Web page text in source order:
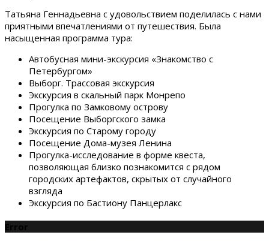
Татьяна Геннадьевна с удовольствием поделилась с нами
приятными впечатлениями от путешествия. Была
насыщенная программа тура:
Автобусная мини-экскурсия «Знакомство с
Петербургом»
Выборг. Трассовая экскурсия
Экскурсия в скальный парк Монрепо
Прогулка по Замковому острову
Посещение Выборгского замка
Экскурсия по Старому городу
Посещение Дома-музея Ленина
Прогулка-исследование в форме квеста,
позволяющая близко познакомится с рядом
городских артефактов, скрытых от случайного
взгляда
Экскурсия по Бастиону Панцерлакс
Error